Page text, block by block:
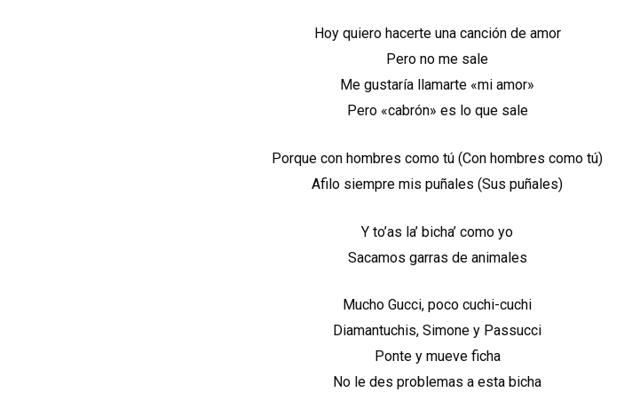
Hoy quiero hacerte una canción de amor
Pero no me sale
Me gustaría llamarte «mi amor»
Pero «cabrón» es lo que sale
Porque con hombres como tú (Con hombres como tú)
Afilo siempre mis puñales (Sus puñales)
Y to’as la’ bicha’ como yo
Sacamos garras de animales
Mucho Gucci, poco cuchi-cuchi
Diamantuchis, Simone y Passucci
Ponte y mueve ficha
No le des problemas a esta bicha